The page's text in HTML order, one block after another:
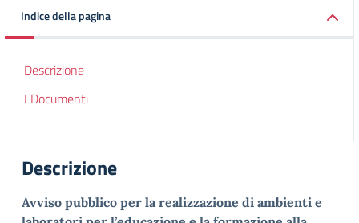
Indice della pagina
Descrizione
I Documenti
Descrizione
Avviso pubblico per la realizzazione di ambienti e